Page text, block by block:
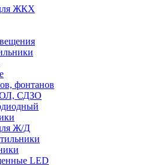
ЖКХ
фонтанов
СДЗО
Ж/Д
LED